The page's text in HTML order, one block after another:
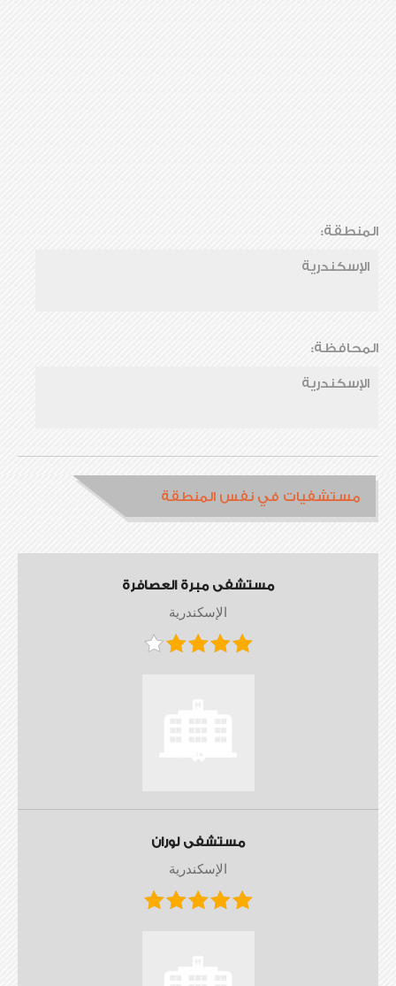
المنطقة:
الإسكندرية
المحافظة:
الإسكندرية
مستشفيات في نفس المنطقة
مستشفى مبرة العصافرة
الإسكندرية
مستشفى لوران
الإسكندرية